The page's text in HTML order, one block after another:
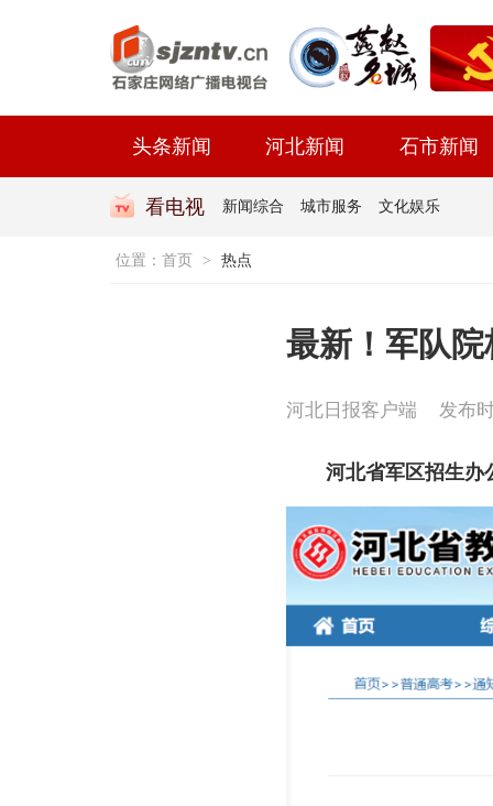
头条新闻 河北新闻 石市新闻
看电视 新闻综合 城市服务 文化娱乐
位置： 首页 > 热点
最新！军队
河北日报客户端 发布
河北省军区招生办